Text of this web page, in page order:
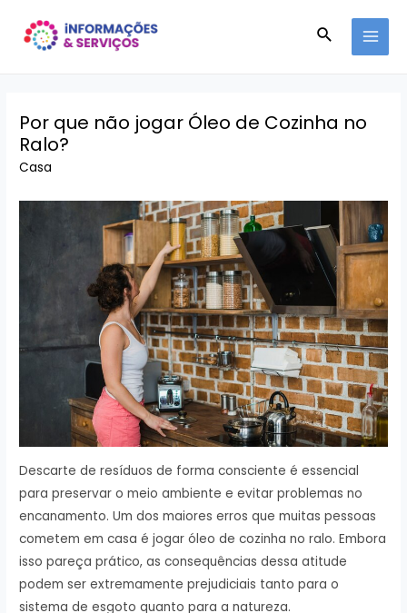
para
Pesquisar
Por que não jogar Óleo de Cozinha no
Ralo?
Casa
Descarte de resíduos de forma consciente é essencial
para preservar o meio ambiente e evitar problemas no
encanamento. Um dos maiores erros que muitas pessoas
cometem em casa é jogar óleo de cozinha no ralo. Embora
isso pareça prático, as consequências dessa atitude
podem ser extremamente prejudiciais tanto para o
sistema de esgoto quanto para a natureza.